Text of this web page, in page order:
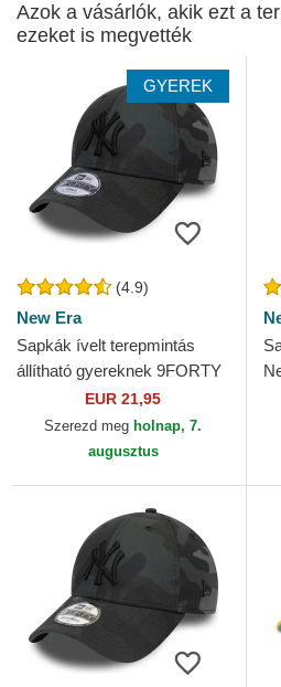
Azok a vásárlók, akik ezt a
ezeket is megvették
GYEREK
(4.9)
New Era
Sapkák ívelt terepmintás
állítható gyereknek 9FORTY
League Essential New York
Yankees MLB New Era
EUR 21,95
Szerezd meg holnap, 7.
augusztus